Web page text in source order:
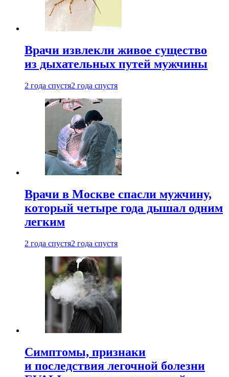
Врачи извлекли живое существо
из дыхательных путей мужчины
2 года спустя2 года спустя
Врачи в Москве спасли мужчину,
который четыре года дышал одним
легким
2 года спустя2 года спустя
Симптомы, признаки
и последствия легочной болезни